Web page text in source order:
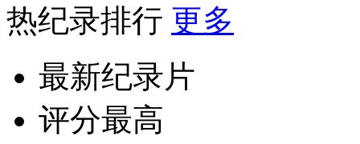
热纪录排行 更多
最新纪录片
评分最高